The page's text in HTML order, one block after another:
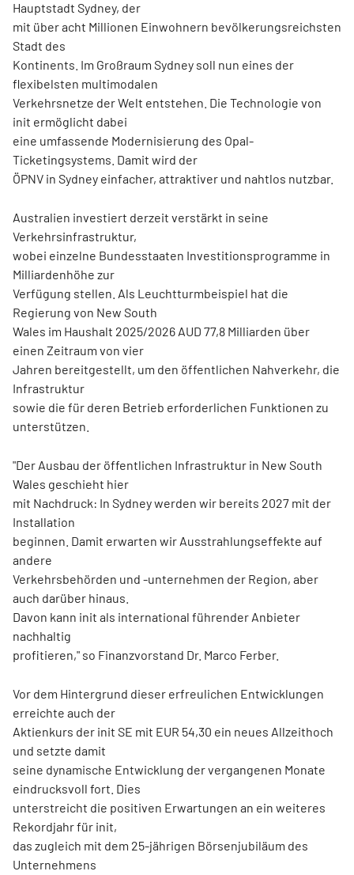
Hauptstadt Sydney, der
mit über acht Millionen Einwohnern bevölkerungsreichsten
Stadt des
Kontinents. Im Großraum Sydney soll nun eines der
flexibelsten multimodalen
Verkehrsnetze der Welt entstehen. Die Technologie von
init ermöglicht dabei
eine umfassende Modernisierung des Opal-
Ticketingsystems. Damit wird der
ÖPNV in Sydney einfacher, attraktiver und nahtlos nutzbar.
Australien investiert derzeit verstärkt in seine
Verkehrsinfrastruktur,
wobei einzelne Bundesstaaten Investitionsprogramme in
Milliardenhöhe zur
Verfügung stellen. Als Leuchtturmbeispiel hat die
Regierung von New South
Wales im Haushalt 2025/2026 AUD 77,8 Milliarden über
einen Zeitraum von vier
Jahren bereitgestellt, um den öffentlichen Nahverkehr, die
Infrastruktur
sowie die für deren Betrieb erforderlichen Funktionen zu
unterstützen.
"Der Ausbau der öffentlichen Infrastruktur in New South
Wales geschieht hier
mit Nachdruck: In Sydney werden wir bereits 2027 mit der
Installation
beginnen. Damit erwarten wir Ausstrahlungseffekte auf
andere
Verkehrsbehörden und -unternehmen der Region, aber
auch darüber hinaus.
Davon kann init als international führender Anbieter
nachhaltig
profitieren," so Finanzvorstand Dr. Marco Ferber.
Vor dem Hintergrund dieser erfreulichen Entwicklungen
erreichte auch der
Aktienkurs der init SE mit EUR 54,30 ein neues Allzeithoch
und setzte damit
seine dynamische Entwicklung der vergangenen Monate
eindrucksvoll fort. Dies
unterstreicht die positiven Erwartungen an ein weiteres
Rekordjahr für init,
das zugleich mit dem 25-jährigen Börsenjubiläum des
Unternehmens